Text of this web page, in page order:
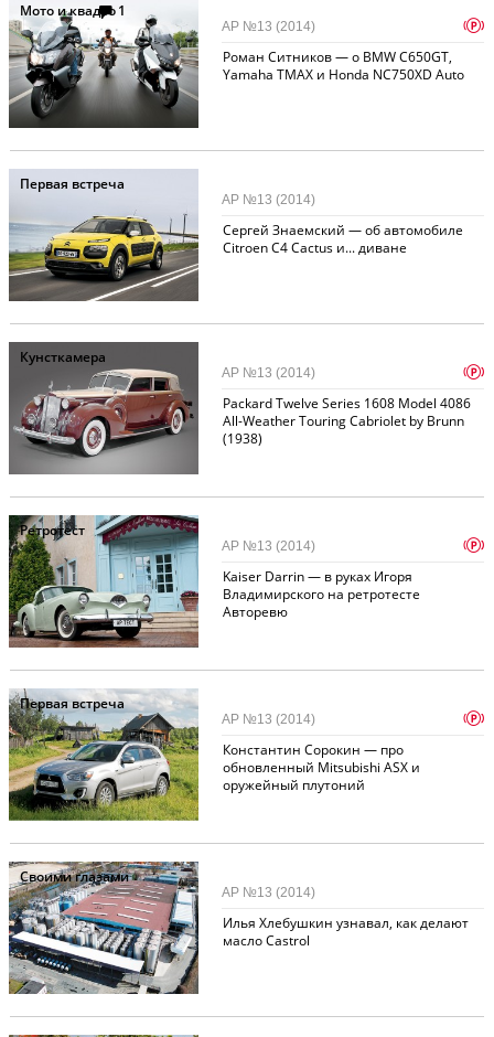
Мото и квадро1
Роман Ситников — о BMW C650GT,
Yamaha TMAX и Honda NC750XD Auto
АР №13 (2014) p
Первая встреча
Сергей Знаемский — об автомобиле
Citroen C4 Cactus и... диване
АР №13 (2014)
Кунсткамера
Packard Twelve Series 1608 Model 4086
All-Weather Touring Cabriolet by Brunn
(1938)
АР №13 (2014) p
Ретротест
Kaiser Darrin — в руках Игоря
Владимирского на ретротесте
Авторевю
АР №13 (2014) p
Первая встреча
Константин Сорокин — про
обновленный Mitsubishi ASX и
оружейный плутоний
АР №13 (2014) p
Своими глазами
Илья Хлебушкин узнавал, как делают
масло Castrol
АР №13 (2014)